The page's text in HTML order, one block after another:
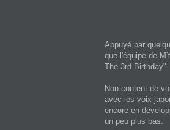
Appuyé par
que l'équipe de
The 3rd Birthday".
Non content de
avec les voix
encore en
un peu plus bas.